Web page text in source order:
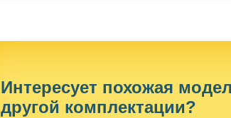
Интересует похожая
другой комплектации?